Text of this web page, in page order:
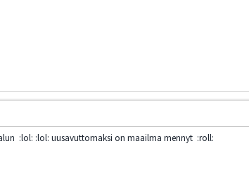
:lol: :lol: uusavuttomaksi on maailma mennyt :roll: